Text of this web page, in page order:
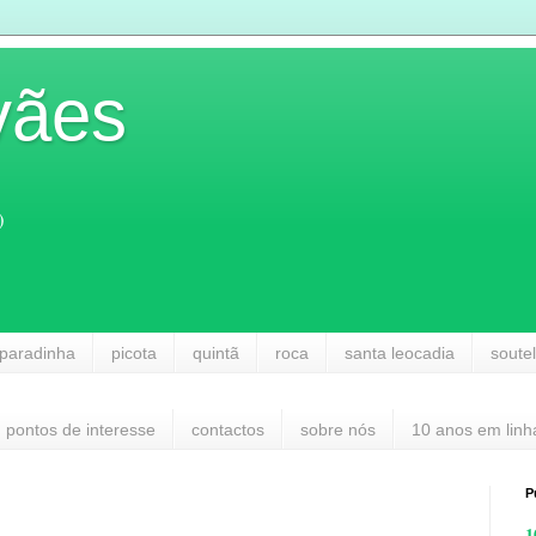
picota quintã roca santa leocadia
pontos de interesse contactos sobre nós 10 anos em